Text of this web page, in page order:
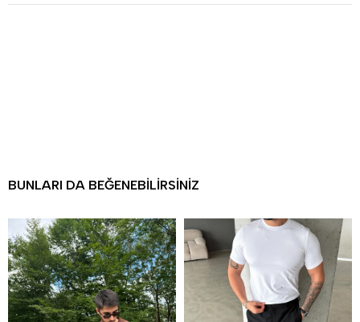
BUNLARI DA BEĞENEBILIRSINIZ